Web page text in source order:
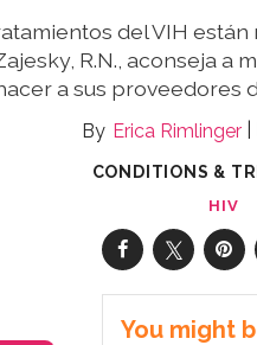
del VIH
R.N., aconseja a
a sus proveedores
Erica Rimlinger
CONDITIONS &
HIV
You might